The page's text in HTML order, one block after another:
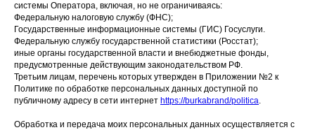
системы Оператора, включая, но не ограничиваясь:
Федеральную налоговую службу (ФНС);
Государственные информационные системы (ГИС) Госуслуги.
Федеральную службу государственной статистики (Росстат);
иные органы государственной власти и внебюджетные фонды,
предусмотренные действующим законодательством РФ.
Третьим лицам, перечень которых утвержден в Приложении №2 к
Политике по обработке персональных данных доступной по
публичному адресу в сети интернет https://burkabrand/politica.
Обработка и передача моих персональных данных осуществляется с